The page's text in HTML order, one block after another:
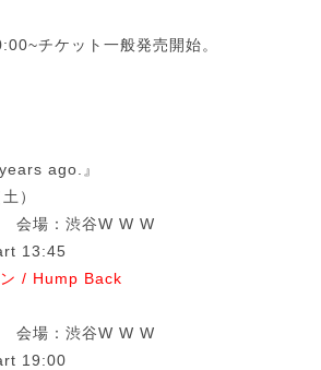
チケット一般発売開始。
ago.』
）
会場：渋谷W W W
13:45
/ Hump Back
会場：渋谷W W W
19:00